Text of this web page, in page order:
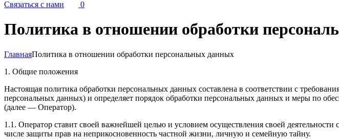
Связаться с нами 0
Политика в отношении обработки
ГлавнаяПолитика в отношении обработки персональных данных
1. Общие положения
Настоящая политика обработки персональных данных составлена в соответствии с
персональных данных) и определяет порядок обработки персональных данных и меры по
(далее — Оператор).
1.1. Оператор ставит своей важнейшей целью и условием осуществления своей
числе защиты прав на неприкосновенность частной жизни, личную и семейную тайну.